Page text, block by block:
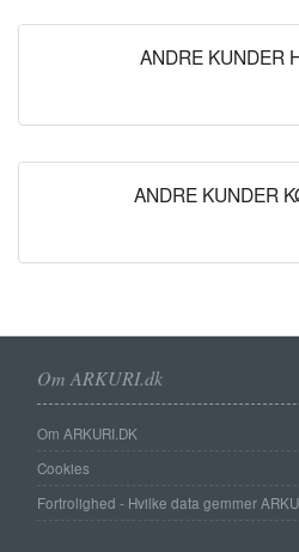
ANDRE KUNDER
ANDRE KUNDER
Om ARKURI.dk
Om ARKURI.DK
Cookies
Fortrolighed - Hvilke data gemmer